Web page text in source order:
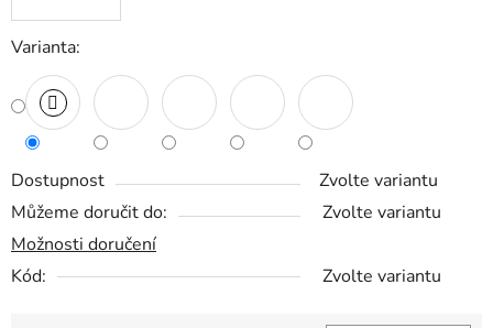
Varianta:
Dostupnost
Zvolte variantu
Můžeme doručit do:
Zvolte variantu
Možnosti doručení
Kód:
Zvolte variantu